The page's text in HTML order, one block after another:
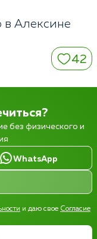
в Алексине
42
без физического и
WhatsApp
и даю свое Согласие